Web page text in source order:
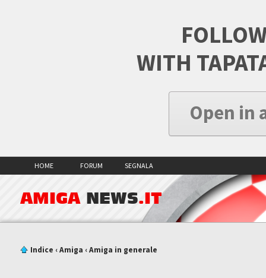
WITH
Open in
HOME FORUM SEGNALA
AMIGA NEWS.IT
Indice ‹Amiga ‹Amiga in generale